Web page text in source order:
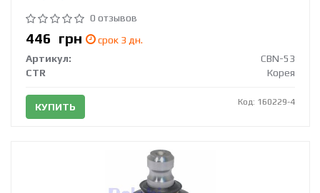
0 отзывов
446 грн
срок 3 дн.
Артикул:
CBN-53
CTR
Корея
КУПИТЬ Код: 160229-4